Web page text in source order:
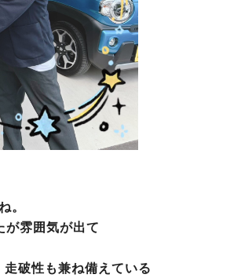
。
が雰囲気が出て
破性も兼ね備えている